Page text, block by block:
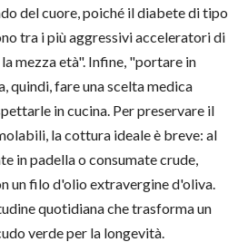
del cuore, poiché il diabete di tipo
tra i più aggressivi acceleratori di
mezza età". Infine, "portare in
quindi, fare una scelta medica
in cucina. Per preservare il
la cottura ideale è breve: al
in padella o consumate crude,
un filo d'olio extravergine d'oliva.
quotidiana che trasforma un
verde per la longevità.